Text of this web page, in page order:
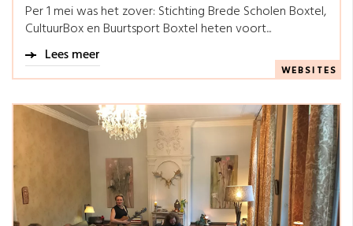
Per 1 mei was het zover: Stichting Brede Scholen Boxtel,
CultuurBox en Buurtsport Boxtel heten voort...
Lees meer
WEBSITES